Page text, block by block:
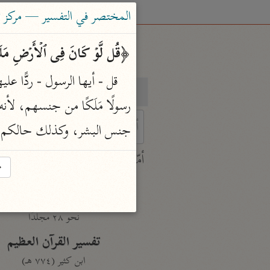
بحث
characters for results.
أمّهات
نحو ٢٨ مجلدًا
تفسير القرآن العظيم
ابن كثير (٧٧٤ هـ)
المختصر في التفسير — مركز
﴿قُل لَّوۡ كَانَ فِی ٱلۡأَرۡضِ
جنس البشر، وكذلك حالكم